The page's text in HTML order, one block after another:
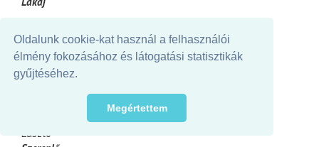
Oldalunk cookie-kat használ a felhasználói
élmény fokozásához és látogatási statisztikák
gyűjtéséhez.
Megértettem
1989. december 31. Szatmári színház
Babos bál Rendező
Ács Alajos
Szereplő
Figura Stúdió Színház
Federico García Lorca
Vérnász Rendező
László